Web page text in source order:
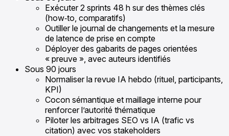
Exécuter 2 sprints 48 h sur des thèmes clés
(how‑to, comparatifs)
Outiller le journal de changements et la mesure
de latence de prise en compte
Déployer des gabarits de pages orientées
« preuve », avec auteurs identifiés
Sous 90 jours
Normaliser la revue IA hebdo (rituel, participants,
KPI)
Cocon sémantique et maillage interne pour
renforcer l’autorité thématique
Piloter les arbitrages SEO vs IA (trafic vs
citation) avec vos stakeholders